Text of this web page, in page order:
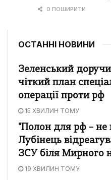
0 ПОШИРИТИ
ОСТАННІ НОВИНИ
Зеленський
чіткий план
операції проти рф
15 ХВИЛИН ТОМУ
"Полон для рф – не
Лубінець
ЗСУ біля Мирного
19 ХВИЛИН ТОМУ